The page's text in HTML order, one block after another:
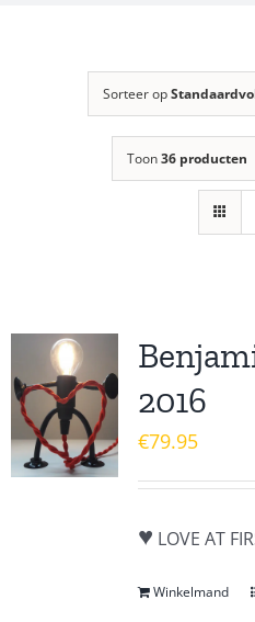
Sorteer op
Toon36 producten
2016
€79.95
♥ LOVE AT
Winkelmand